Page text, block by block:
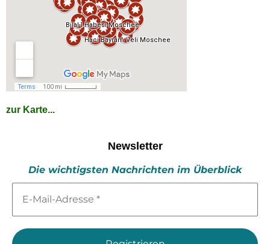
zur Karte...
Newsletter
Die wichtigsten Nachrichten im Überblick
Mail-
*